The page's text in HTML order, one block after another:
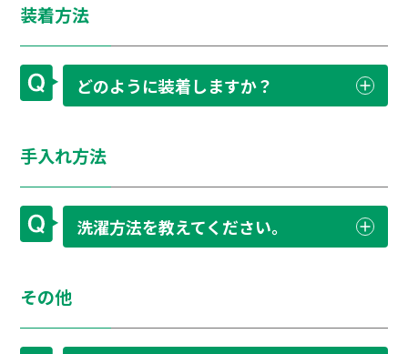
装着方法
どのように装着しますか？
手入れ方法
洗濯方法を教えてください。
その他